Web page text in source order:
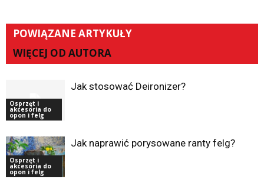
POWIĄZANE ARTYKUŁY
WIĘCEJ OD AUTORA
Osprzęt i
akcesoria do
opon i felg
Jak stosować Deironizer?
Osprzęt i
akcesoria do
opon i felg
Jak naprawić porysowane ranty felg?